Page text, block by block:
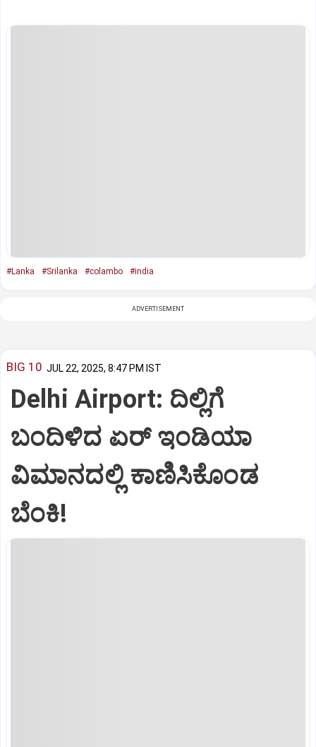
#Lanka #Srilanka #colambo #india
ADVERTISEMENT
BIG 10 JUL 22, 2025, 8:47 PM IST
Delhi Airport: ದಿಲ್ಲಿಗೆ
ಬಂದಿಳಿದ ಏರ್‌ ಇಂಡಿಯಾ
ವಿಮಾನದಲ್ಲಿ ಕಾಣಿಸಿಕೊಂಡ
ಬೆಂಕಿ!